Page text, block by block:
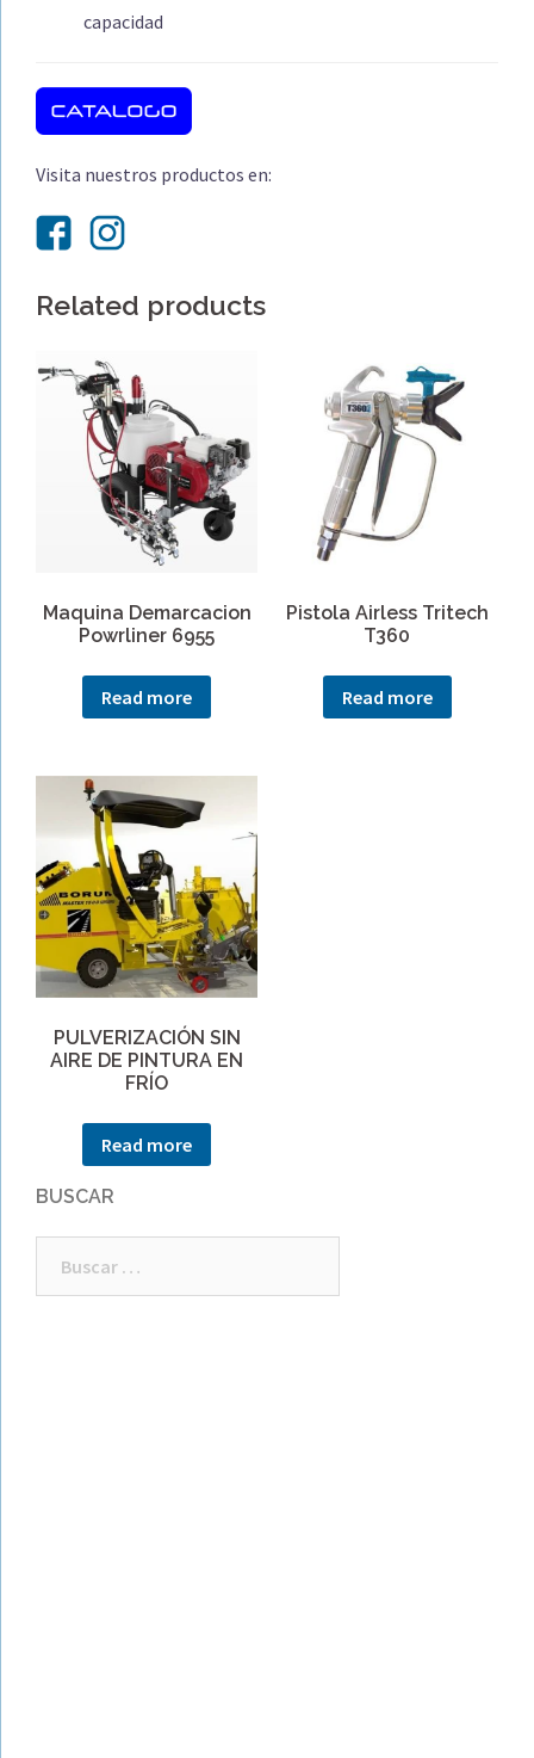
capacidad
Visita nuestros productos en:
Related products
Maquina Demarcacion
Powrliner 6955
Read more
Pistola Airless Tritech
T360
Read more
PULVERIZACIÓN SIN
AIRE DE PINTURA EN
FRÍO
Read more
BUSCAR